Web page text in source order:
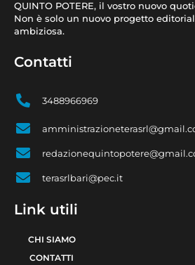
QUINTO POTERE, il vostro nuovo
Non è solo un nuovo progetto
ambiziosa.
Contatti
3488966969
terasrlbari@pec.it
Link utili
CHI SIAMO
CONTATTI